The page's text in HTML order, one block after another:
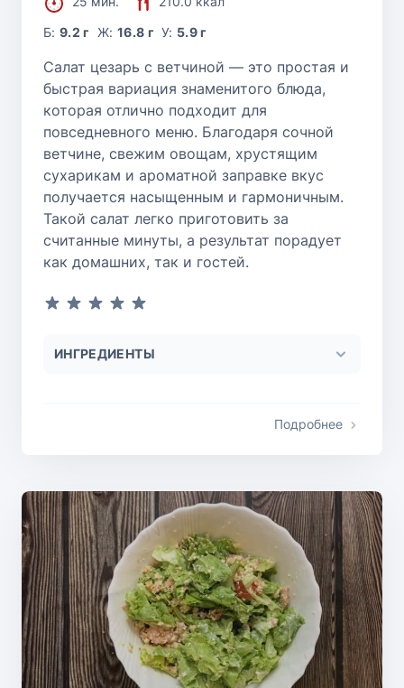
Б:9.2 г Ж: 16.8 г У: 5.9 г
Салат цезарь с ветчиной — это простая и
быстрая вариация знаменитого блюда,
которая отлично подходит для
повседневного меню. Благодаря сочной
ветчине, свежим овощам, хрустящим
сухарикам и ароматной заправке вкус
получается насыщенным и гармоничным.
Такой салат легко приготовить за
считанные минуты, а результат порадует
как домашних, так и гостей.
ИНГРЕДИЕНТЫ
Подробнее